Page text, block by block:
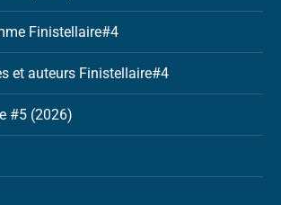
Finistellaire#4
et auteurs Finistellaire#4
#5 (2026)